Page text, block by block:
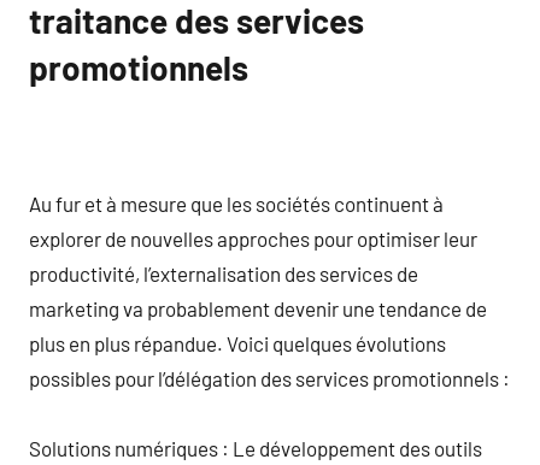
traitance des services
promotionnels
Au fur et à mesure que les sociétés continuent à
explorer de nouvelles approches pour optimiser leur
productivité, l’externalisation des services de
marketing va probablement devenir une tendance de
plus en plus répandue. Voici quelques évolutions
possibles pour l’délégation des services promotionnels :
Solutions numériques : Le développement des outils